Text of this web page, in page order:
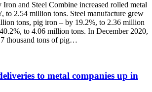
and Steel Combine increased rolled metal
to 2.54 million tons. Steel manufacture grew
tons, pig iron – by 19.2%, to 2.36 million
to 4.06 million tons. In December 2020,
thousand tons of pig…
to metal companies up in